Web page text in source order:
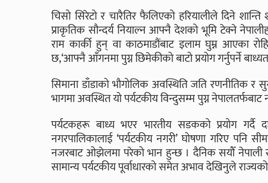
चिसो सिरेटो र चारैतिर फैलिएको हरियालीले दिने
प्राकृतिक सौन्दर्य नियाल्न आफ्नै देशको भूमि टेक्ने
राम कार्की हुन् वा काठमाडौंबाट इलाम घुम्न आएका
छ,‘आफ्नै आँगनमा पुग्न छिमेकीको बाटो प्रयोग गर्नुपर्ने
सिमाना डाँडाको भौगोलिक अवस्थिति जति रणनीतिक
भागमा अवस्थित यो पर्यटकीय विन्दुसम्म पुग्न
पर्यटकहरू बाध्य भएर भारतीय सडकको प्रयोग गर्दै
नगरपालिकालाई ‘पर्यटकीय नगरी’ घोषणा गरिए पनि
नजरबाट ओझेलमा परेको भान हुन्छ । दैनिक सयौँ नेपाली
सामान्य पर्यटकीय पूर्वाधारको समेत अभाव देखिनुले राज्यको